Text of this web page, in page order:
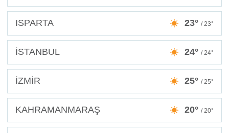
ISPARTA 23° / 23°
İSTANBUL 24° / 24°
İZMİR 25° / 25°
KAHRAMANMARAŞ 20° / 20°